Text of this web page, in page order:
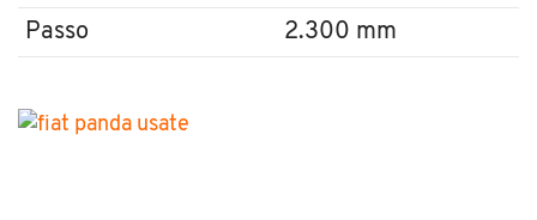
Passo 2.300 mm